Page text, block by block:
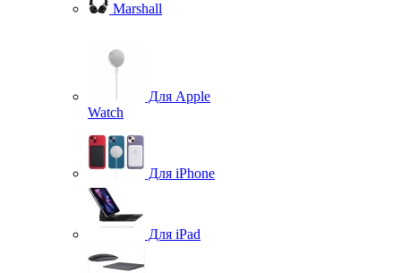
Marshall
Для Apple
Watch
Для iPhone
Для iPad